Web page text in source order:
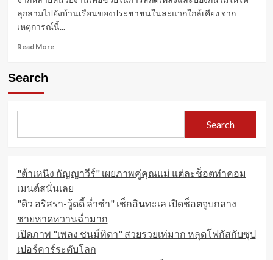
ลุกลามไปยังบ้านเรือนของประชาชนในละแวกใกล้เคียง จาก
เหตุการณ์นี้...
Read MoreRead
บ้าน
น้อย
ต้น
ยืน
ช็อก
Search
Search
"ต้าเหนิง กัญญาวีร์" เผยภาพคู่คุณแม่ แต่ละช็อตทำคอม
เมนต์สนั่นเลย
"ดิว อริสรา-วู้ดดี้ ล่ำซำ" เช็กอินทะเล เปิดช็อตจูบกลาง
ชายหาดหวานฉ่ำมาก
เปิดภาพ "เพลง ชนม์ทิดา" สวยรวยเท่มาก หลุดโฟกัสกับซุป
เปอร์คาร์ระดับโลก